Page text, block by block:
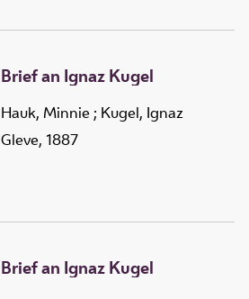
Brief an Ignaz Kugel
Hauk, Minnie ; Kugel, Ignaz
Gleve, 1887
Brief an Ignaz Kugel